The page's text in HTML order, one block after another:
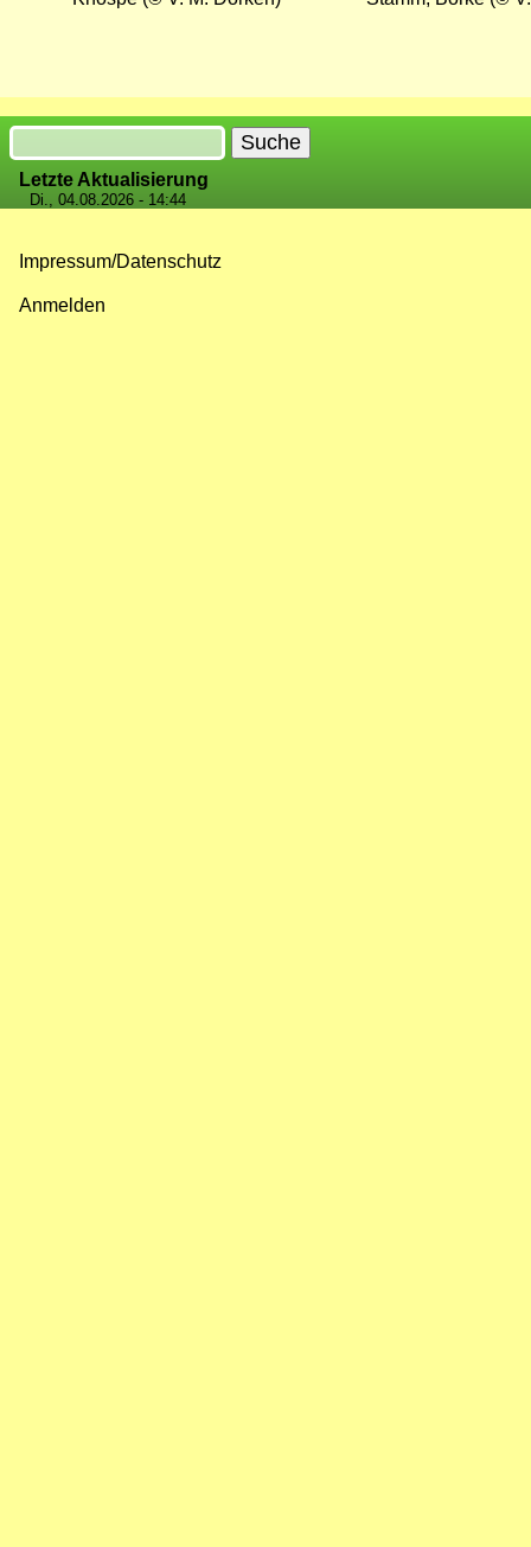
Suche
Letzte Aktualisierung
Di., 04.08.2026 - 14:44
Impressum/Datenschutz
Anmelden